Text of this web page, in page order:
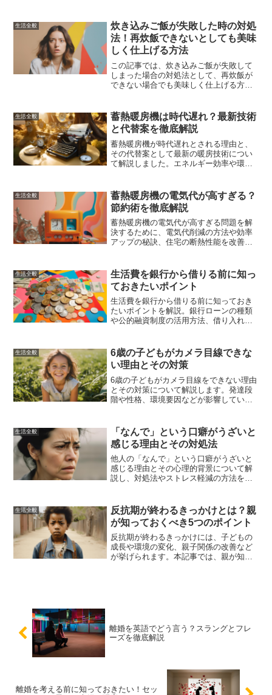
生活全般
炊き込みご飯が失敗した時の対処
法！再炊飯できないとしても美味
しく仕上げる方法
この記事では、炊き込みご飯が失敗して
しまった場合の対処法として、再炊飯が
できない場合でも美味しく仕上げる方法
芯が残ったご飯の修正方法、炊き込みご
飯を再度美味しくするテクニックを紹介
しています。失敗を防ぐための作り方も
提案していますので、次回の炊飯に役立
ててください。
生活全般
蓄熱暖房機は時代遅れ？最新技術
と代替案を徹底解説
蓄熱暖房機が時代遅れとされる理由と、
その代替案として最新の暖房技術につい
て解説しました。エネルギー効率や環境
続可能で快適な暖房生活を実現しましょ
う。
生活全般
蓄熱暖房機の電気代が高すぎる？
節約術を徹底解説
蓄熱暖房機の電気代が高すぎる問題を解
決するために、電気代削減の方法や効率
アップの秘訣、住宅の断熱性能を改善す
介しました。これらの情報を参考にし
て、暖かさを保ちながら電気代を抑える
方法を見つけてください。
生活全般
生活費を銀行から借りる前に知っ
ておきたいポイント
生活費を銀行から借りる前に知っておき
たいポイントを解説。銀行ローンの種類
や公的融資制度の活用方法、借り入れの
生活全般
6歳の子どもがカメラ目線できな
い理由とその対策
6歳の子どもがカメラ目線をできない理由
とその対策について解説します。発達段
階や性格、環境要因などが影響している
るなどの方法を試してみてください。
生活全般
「なんで」という口癖がうざいと
感じる理由とその対処法
他人の「なんで」という口癖がうざいと
感じる理由とその心理的背景について解
説し、対処法やストレス軽減の方法を紹
生活全般
反抗期が終わるきっかけとは？親
が知っておくべき5つのポイント
反抗期が終わるきっかけには、子どもの
成長や環境の変化、親子関係の改善など
が挙げられます。本記事では、親が知っ
離婚を英語でどう言う？スラングとフレ
ーズを徹底解説
離婚を考える前に知っておきたい！セッ